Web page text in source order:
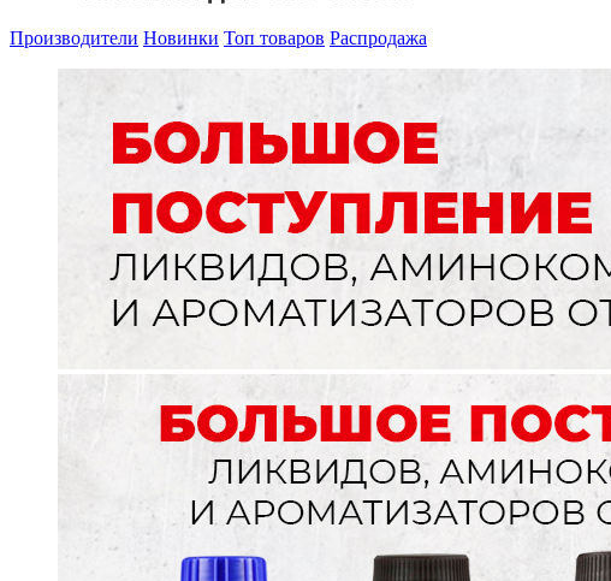
Производители Новинки Топ товаров Распродажа